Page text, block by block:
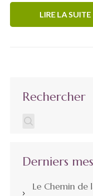
LIRE LA SUITE
Rechercher
Derniers
Le Chemin de